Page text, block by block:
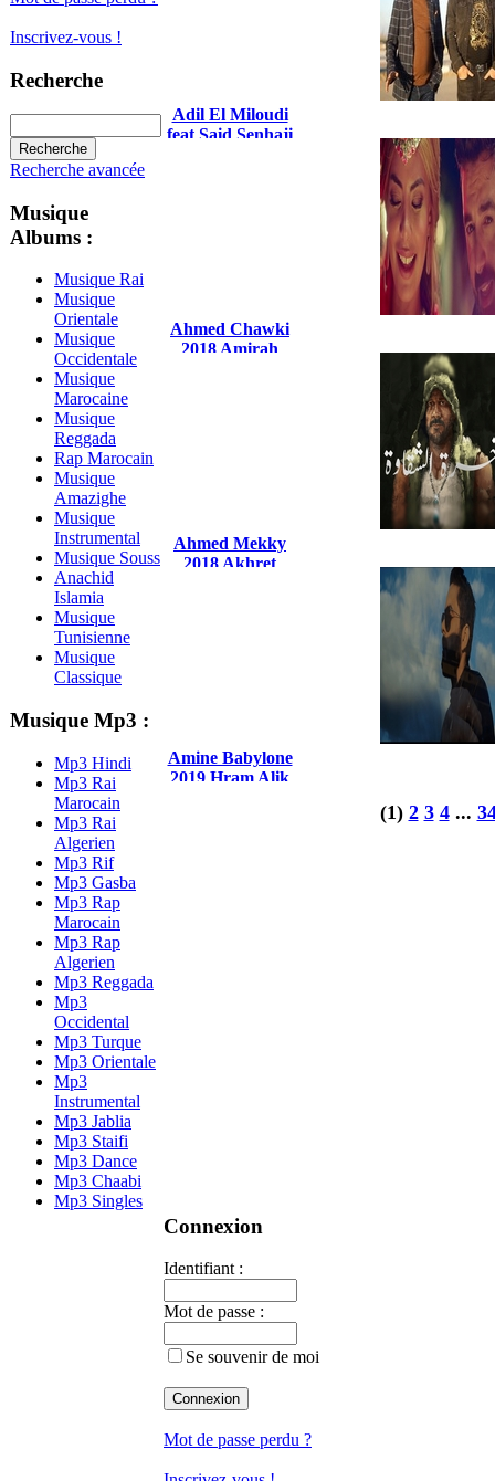
Inscrivez-vous !
Recherche
Recherche avancée
Musique
Albums :
Musique Rai
Musique
Orientale
Musique
Occidentale
Musique
Marocaine
Musique
Reggada
Rap Marocain
Musique
Amazighe
Musique
Instrumental
Musique Souss
Anachid
Islamia
Musique
Tunisienne
Musique
Classique
Musique Mp3 :
Mp3 Hindi
Mp3 Rai
Marocain
Mp3 Rai
Algerien
Mp3 Rif
Mp3 Gasba
Mp3 Rap
Marocain
Mp3 Rap
Algerien
Mp3 Reggada
Mp3
Occidental
Mp3 Turque
Mp3 Orientale
Mp3
Instrumental
Mp3 Jablia
Mp3 Staifi
Mp3 Dance
Mp3 Chaabi
Mp3 Singles
Adil El Miloudi
feat Said Senhaji
Ahmed Chawki
2018 Amirah
Ahmed Mekky
2018 Akhret
Amine Babylone
2019 Hram Alik
(1) 2 3 4...
Connexion
Identifiant :
Mot de passe :
Se souvenir de moi
Mot de passe perdu ?